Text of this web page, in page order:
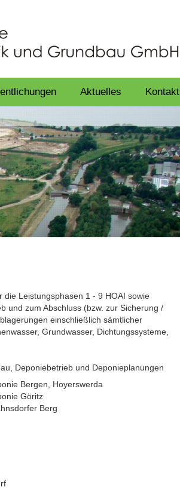
Aktuelles Kontakt
Leistungsphasen 1 - 9 HOAI sowie
und zum Abschluss (bzw. zur Sicherung /
einschließlich sämtlicher
Grundwasser, Dichtungssysteme,
Deponiebetrieb und Deponieplanungen
Bergen, Hoyerswerda
Göritz
Berg